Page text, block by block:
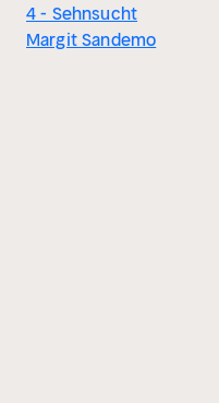
4 - Sehnsucht
Margit Sandemo